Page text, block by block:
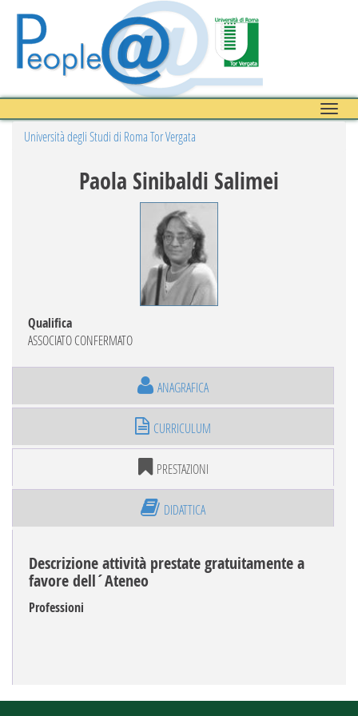
Toggle
Università degli Studi di Roma Tor Vergata
Paola Sinibaldi Salimei
Qualifica
ASSOCIATO CONFERMATO
ANAGRAFICA
CURRICULUM
PRESTAZIONI
DIDATTICA
Descrizione attività prestate gratuitamente a
favore dell´Ateneo
Professioni